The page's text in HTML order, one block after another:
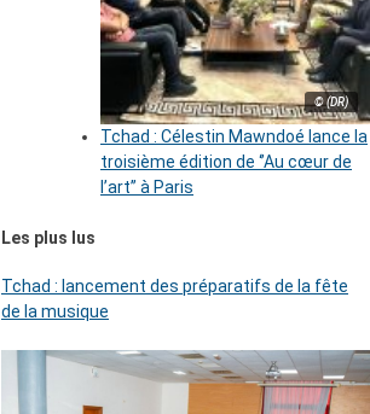
© (DR)
Tchad : Célestin Mawndoé lance la
troisième édition de ‘’Au cœur de
l’art’’ à Paris
Les plus lus
Tchad : lancement des préparatifs de la fête
de la musique